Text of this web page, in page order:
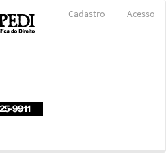
Cadastro Acesso